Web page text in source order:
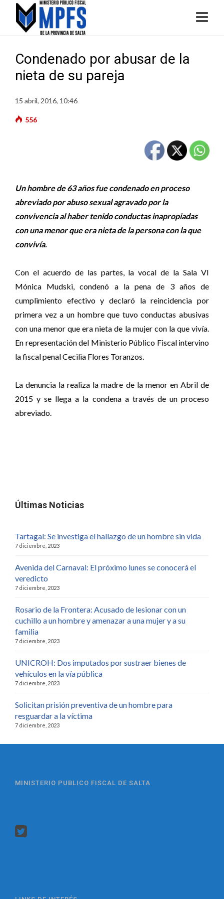
Condenado por abusar de la
nieta de su pareja
15 abril, 2016, 10:46
556
Un hombre de 63 años fue condenado en proceso
abreviado por abuso sexual agravado por la
convivencia al haber tenido conductas inapropiadas
con una menor que era nieta de la persona con la que
convivía.
Con el acuerdo de las partes, la vocal de la Sala VI
Mónica Mudski, condenó a la pena de 3 años de
cumplimiento efectivo y declaró la reincidencia por
primera vez a un hombre que tuvo conductas abusivas
con una menor que era nieta de la mujer con la que vivía.
En representación del Ministerio Público Fiscal intervino
la fiscal penal Cecilia Flores Toranzos.
La denuncia la realiza la madre de la menor en Abril de
2015 y se llega a la condena a través de un proceso
abreviado.
Últimas Noticias
Tartagal: Se investiga el hallazgo de un hombre sin vida
7 diciembre, 2023
Avenida del Carnaval: El próximo lunes se conocerá el
veredicto
7 diciembre, 2023
Rosario de la Frontera: Acusado de lesionar con un
cuchillo a un hombre y amenazar a una mujer y a su
familia
7 diciembre, 2023
UNICROH: Dos imputados por sustraer bienes de
vehículos en la vía pública
7 diciembre, 2023
Solicitan prisión preventiva de un hombre para
resguardar a la víctima
7 diciembre, 2023
MINISTERIO PUBLICO FISCAL DE SALTA